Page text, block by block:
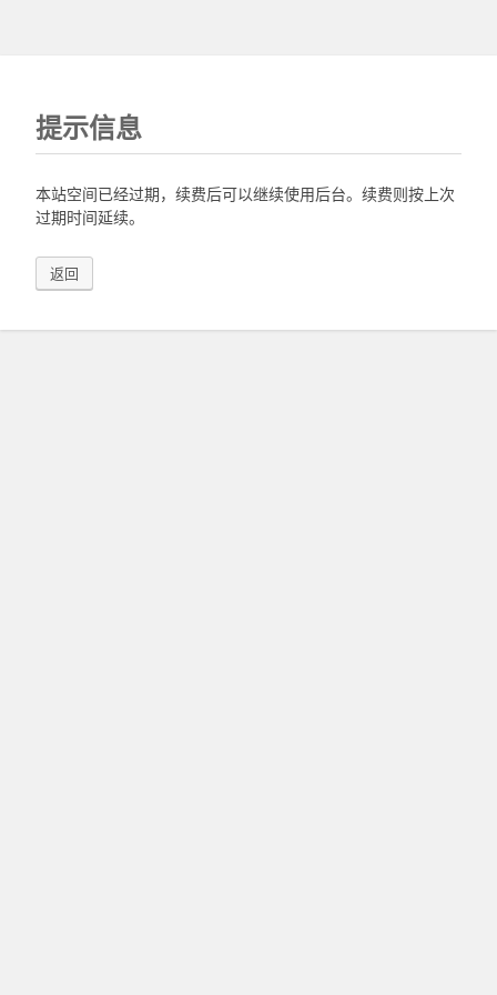
提示信息
本站空间已经过期，续费后可以继续使用后台。续费则按上次
过期时间延续。
返回